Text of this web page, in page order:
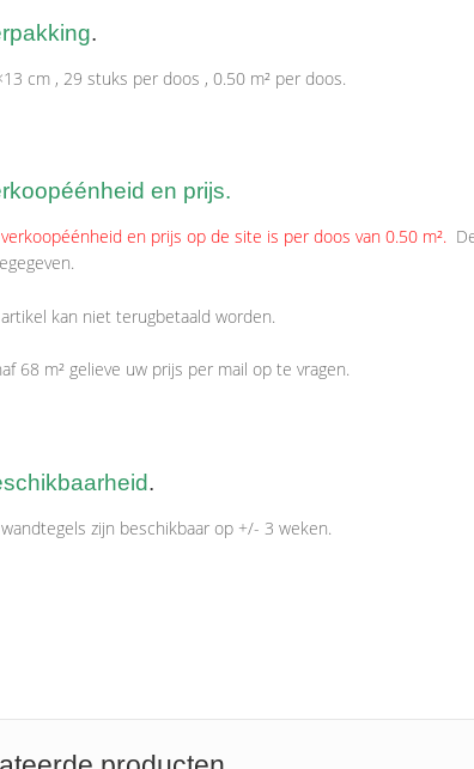
.
cm , 29 stuks per doos , 0.50 m² per doos.
en prijs.
en prijs op de site is per doos van 0.50 m².
kan niet terugbetaald worden.
68 m² gelieve uw prijs per mail op te vragen.
.
zijn beschikbaar op +/- 3 weken.